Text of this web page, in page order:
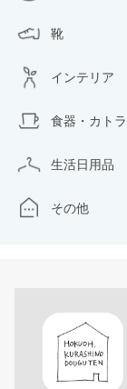
靴
インテリア
食器・カト
生活日用品
その他